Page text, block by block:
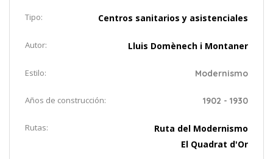
Tipo: Centros sanitarios y asistenciales
Autor: Lluis Domènech i Montaner
Estilo: Modernismo
Años de construcción: 1902 - 1930
Rutas:
Ruta del Modernismo
El Quadrat d'Or